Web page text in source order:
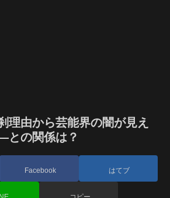
理由から芸能界の闇が見え
との関係は？
Facebook はてブ